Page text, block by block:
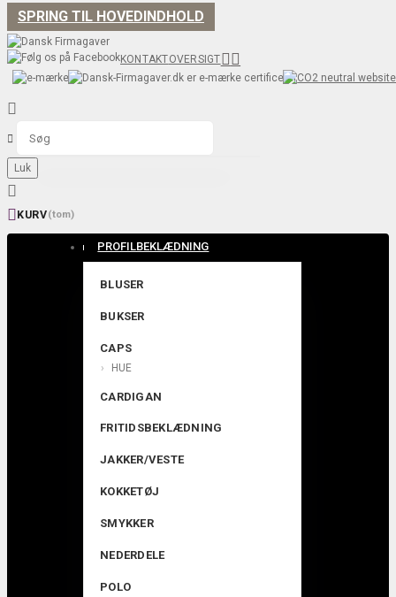
SPRING TIL HOVEDINDHOLD
KONTAKTOVERSIGT


Luk

KURV(tom)
PROFILBEKLÆDNING
BLUSER
BUKSER
CAPS
HUE
CARDIGAN
FRITIDSBEKLÆDNING
JAKKER/VESTE
KOKKETØJ
SMYKKER
NEDERDELE
POLO